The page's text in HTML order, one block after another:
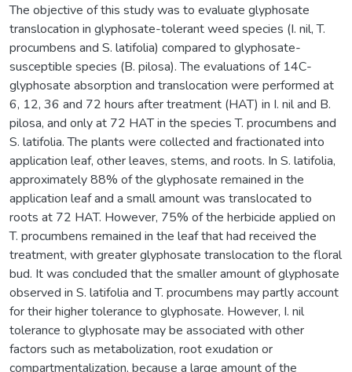
The objective of this study was to evaluate glyphosate
translocation in glyphosate-tolerant weed species (I. nil, T.
procumbens and S. latifolia) compared to glyphosate-
susceptible species (B. pilosa). The evaluations of 14C-
glyphosate absorption and translocation were performed at
6, 12, 36 and 72 hours after treatment (HAT) in I. nil and B.
pilosa, and only at 72 HAT in the species T. procumbens and
S. latifolia. The plants were collected and fractionated into
application leaf, other leaves, stems, and roots. In S. latifolia,
approximately 88% of the glyphosate remained in the
application leaf and a small amount was translocated to
roots at 72 HAT. However, 75% of the herbicide applied on
T. procumbens remained in the leaf that had received the
treatment, with greater glyphosate translocation to the floral
bud. It was concluded that the smaller amount of glyphosate
observed in S. latifolia and T. procumbens may partly account
for their higher tolerance to glyphosate. However, I. nil
tolerance to glyphosate may be associated with other
factors such as metabolization, root exudation or
compartmentalization, because a large amount of the